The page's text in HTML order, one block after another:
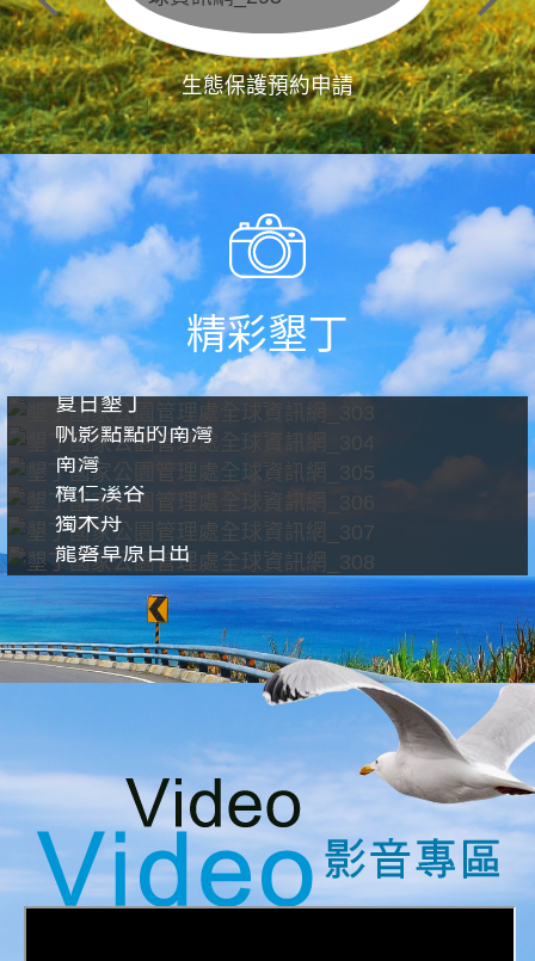
生態保護預約申請
精彩墾丁
夏日墾丁
帆影點點的南灣
南灣
欖仁溪谷
獨木舟
龍磐草原日出